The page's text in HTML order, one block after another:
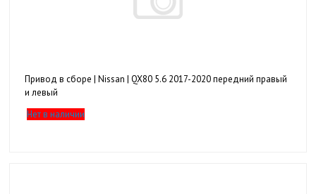
Привод в сборе | Nissan | QX80 5.6 2017-2020 передний правый
и левый
Нет в наличии